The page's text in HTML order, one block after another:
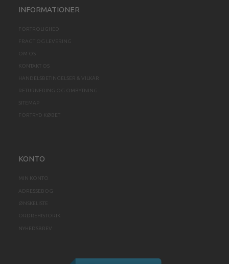
INFORMATIONER
FORTROLIGHED
FRAGT OG LEVERING
OM OS
KONTAKT OS
HANDELSBETINGELSER & VILKÅR
RETURNERING OG OMBYTNING
SITEMAP
FORTRYD KØBET
KONTO
MIN KONTO
ADRESSEBOG
ØNSKELISTE
ORDREHISTORIK
NYHEDSBREV